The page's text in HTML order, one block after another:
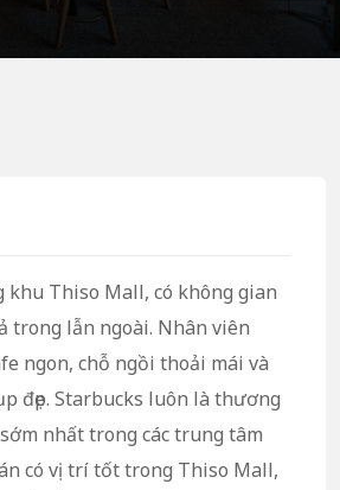
khu Thiso Mall, có không gian
trong lẫn ngoài. Nhân viên
ngon, chỗ ngồi thoải mái và
đẹp. Starbucks luôn là thương
nhất trong các trung tâm
có vị trí tốt trong Thiso Mall,